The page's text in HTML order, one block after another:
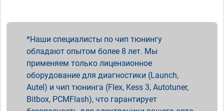
Наши специалисты по чип тюнингу
обладают опытом более 8 лет. Мы
применяем только лицензионное
оборудование для диагностики (Launch,
Autel) и чип тюнинга (Flex, Kess 3, Autotuner,
Bitbox, PCMFlash), что гарантирует